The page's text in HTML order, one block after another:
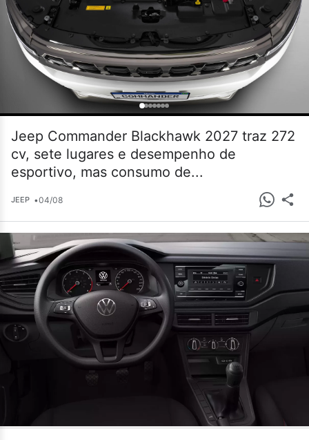
Jeep Commander Blackhawk 2027 traz 272
cv, sete lugares e desempenho de
esportivo, mas consumo de...
JEEP •04/08